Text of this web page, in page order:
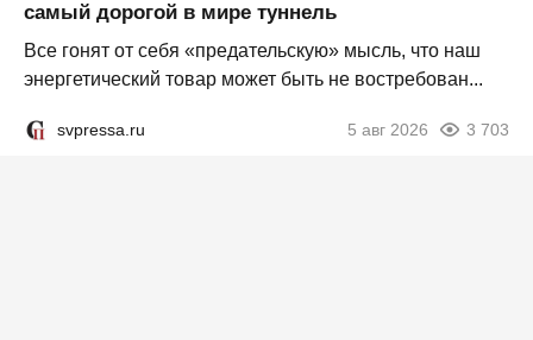
самый дорогой в мире туннель
Все гонят от себя «предательскую» мысль, что наш
энергетический товар может быть не востребован...
svpressa.ru 5 авг 2026 3 703